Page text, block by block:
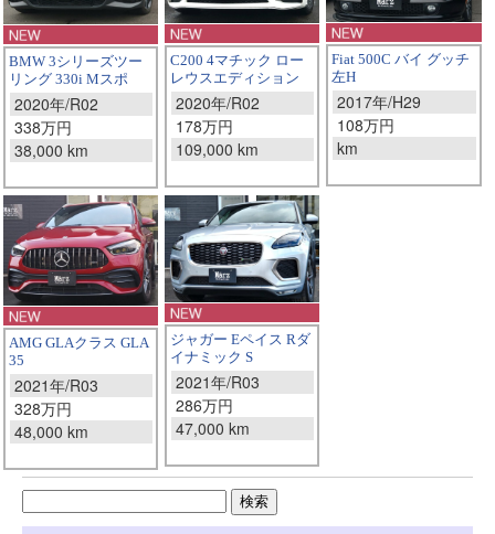
BMW 3シリーズツー
リング 330i Mスポ
2020年/R02
338万円
38,000 km
C200 4マチック ロー
レウスエディション
2020年/R02
178万円
109,000 km
Fiat 500C バイ グッチ
左H
2017年/H29
108万円
km
AMG GLAクラス GLA
35
2021年/R03
328万円
48,000 km
ジャガー Eペイス Rダ
イナミック S
2021年/R03
286万円
47,000 km